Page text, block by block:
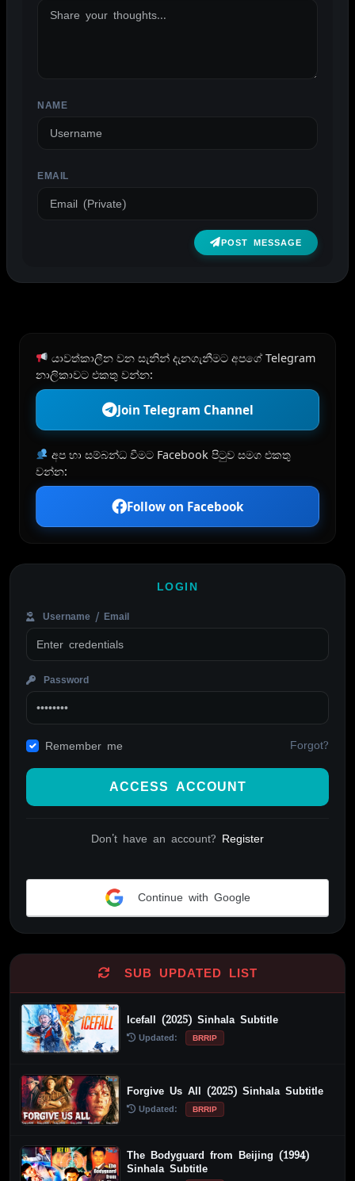
NAME
EMAIL
POST MESSAGE
යාවත්කාලීන වන සැනින් දැනගැනීමට අපගේ Telegram
නාලිකාවට එකතු වන්න:
Join Telegram Channel
අප හා සම්බන්ධ වීමට Facebook පිටුව සමග එකතු
වන්න:
Follow on Facebook
LOGIN
Username / Email
Password
Remember me Forgot?
ACCESS ACCOUNT
Don't have an account? Register
Continue with Google
SUB UPDATED LIST
Icefall (2025) Sinhala Subtitle
Updated: BRRIP
Forgive Us All (2025) Sinhala Subtitle
Updated: BRRIP
The Bodyguard from Beijing (1994)
Sinhala Subtitle